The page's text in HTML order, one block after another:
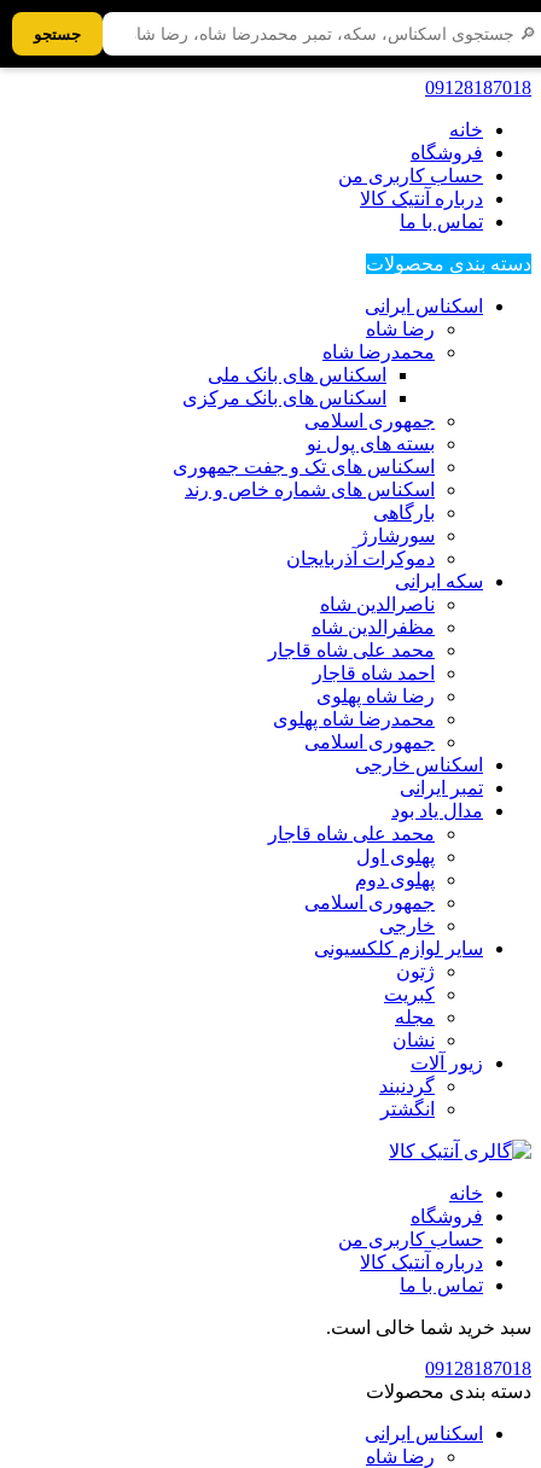
09128187018
خانه
فروشگاه
حساب کاربری من
درباره آنتیک کالا
تماس با ما
دسته بندی محصولات
اسکناس ایرانی
رضا شاه
محمدرضا شاه
اسکناس های بانک ملی
اسکناس های بانک مرکزی
جمهوری اسلامی
بسته های پول نو
اسکناس های تک و جفت جمهوری
اسکناس های شماره خاص و رند
بارگاهی
سورشارژ
دموکرات آذربایجان
سکه ایرانی
ناصرالدین شاه
مظفرالدین شاه
محمد علی شاه قاجار
احمد شاه قاجار
رضا شاه پهلوی
محمدرضا شاه پهلوی
جمهوری اسلامی
اسکناس خارجی
تمبر ایرانی
مدال یاد بود
محمد علی شاه قاجار
پهلوی اول
پهلوی دوم
جمهوری اسلامی
خارجی
سایر لوازم کلکسیونی
ژتون
کبریت
مجله
نشان
زیور آلات
گردنبند
انگشتر
خانه
فروشگاه
حساب کاربری من
درباره آنتیک کالا
تماس با ما
سبد خرید شما خالی است.
09128187018
دسته بندی محصولات
اسکناس ایرانی
رضا شاه
جستجو